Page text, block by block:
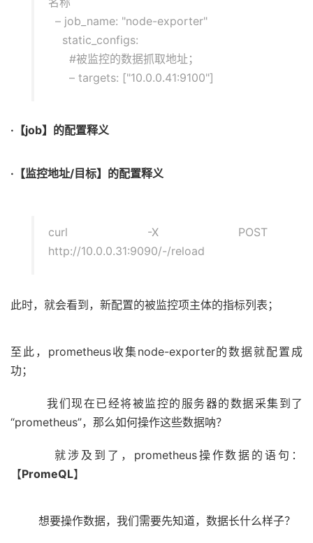
– job_name: "node-exporter"
static_configs:
#被监控的数据抓取地址；
– targets: ["10.0.0.41:9100"]
·【job】的配置释义
·【监控地址/目标】的配置释义
curl -X POST
http://10.0.0.31:9090/-/reload
此时，就会看到，新配置的被监控项主体的指标列表；
至此，prometheus收集node-exporter的数据就配置成
功；
我们现在已经将被监控的服务器的数据采集到了
“prometheus”，那么如何操作这些数据呐？
就涉及到了，prometheus操作数据的语句：
【PromeQL】
想要操作数据，我们需要先知道，数据长什么样子？